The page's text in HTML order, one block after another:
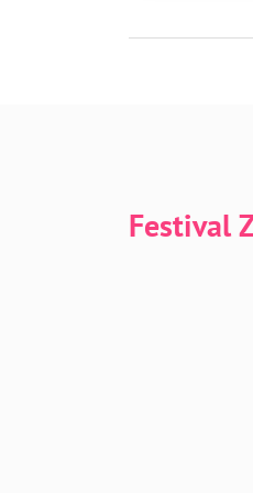
Festival